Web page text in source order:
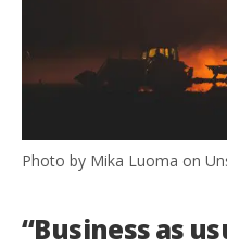
Photo by Mika Luoma on
“Business as